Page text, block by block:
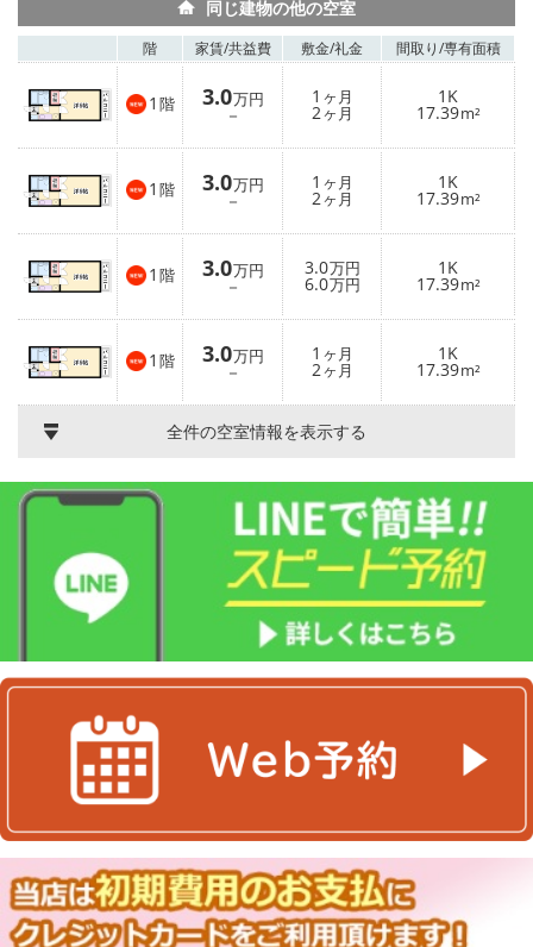
同じ建物の他の空室
階 家賃/共益費 敷金/礼金 間取り/専有面積
1 階 3.0万円
－
1 ヶ月
2ヶ月
1K
17.39m²
1 階 3.0万円
－
1 ヶ月
2ヶ月
1K
17.39m²
1 階 3.0万円
－
3.0万円
6.0万円
1K
17.39m²
1 階 3.0万円
－
1 ヶ月
2ヶ月
1K
17.39m²
全件の空室情報を表示する